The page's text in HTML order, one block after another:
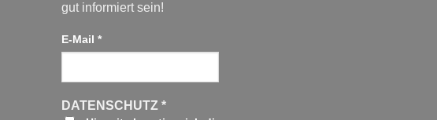
gut informiert sein!
E-Mail *
DATENSCHUTZ *